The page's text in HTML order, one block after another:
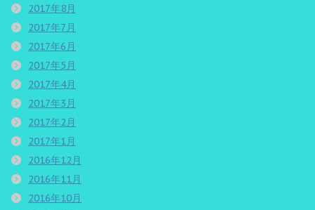
2017年8月
2017年7月
2017年6月
2017年5月
2017年4月
2017年3月
2017年2月
2017年1月
2016年12月
2016年11月
2016年10月